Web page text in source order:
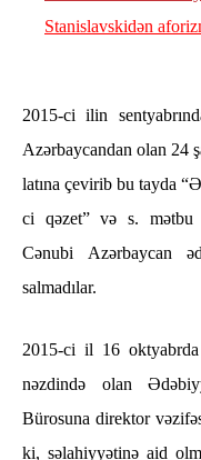
Stanislavskidən
2015-ci ilin
Azərbaycandan olan 24
latına çevirib bu tayda
ci qəzet” və s. mətbu
Cənubi Azərbaycan
salmadılar.
2015-ci il 16
nəzdində olan
Bürosuna direktor
ki, səlahiyyətinə aid